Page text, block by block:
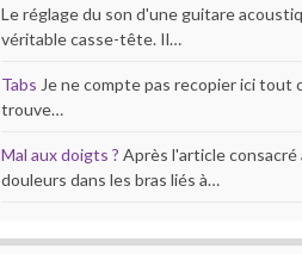
Le réglage du son d'une guitare
véritable casse-tête. Il…
Tabs Je ne compte pas recopier ici tout
trouve…
Mal aux doigts ? Après l'article consacré
douleurs dans les bras liés à…